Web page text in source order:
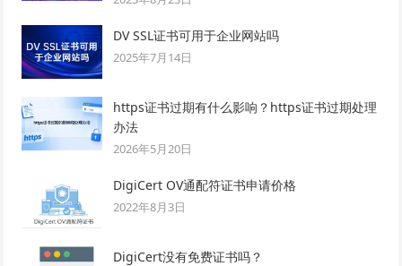
DV SSL证书可用于企业网站吗
2025年7月14日
https证书过期有什么影响？https证书过期处理
办法
2026年5月20日
DigiCert OV通配符证书申请价格
2022年8月3日
DigiCert没有免费证书吗？